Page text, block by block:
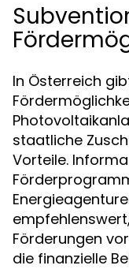
In Österreich
staatliche
Vorteile.
Förderungen
die finanzielle